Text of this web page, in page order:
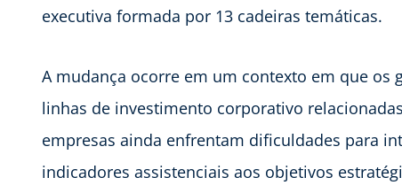
executiva formada por 13 cadeiras temáticas.
A mudança ocorre em um contexto em que os
linhas de investimento corporativo
empresas ainda enfrentam dificuldades para
indicadores assistenciais aos objetivos